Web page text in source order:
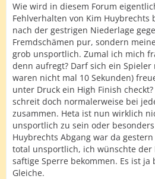
Wie wird in diesem Forum
Fehlverhalten von Kim Huybrechts
nach der gestrigen Niederlage
Fremdschämen pur, sondern
grob unsportlich. Zumal ich mich
denn aufregt? Darf sich ein
waren nicht mal 10 Sekunden)
unter Druck ein High Finish
schreit doch normalerweise bei
zusammen. Heta ist nun wirklich
unsportlich zu sein oder
Huybrechts Abgang war da
total unsportlich, ich wünschte der
saftige Sperre bekommen. Es ist
Gleiche.